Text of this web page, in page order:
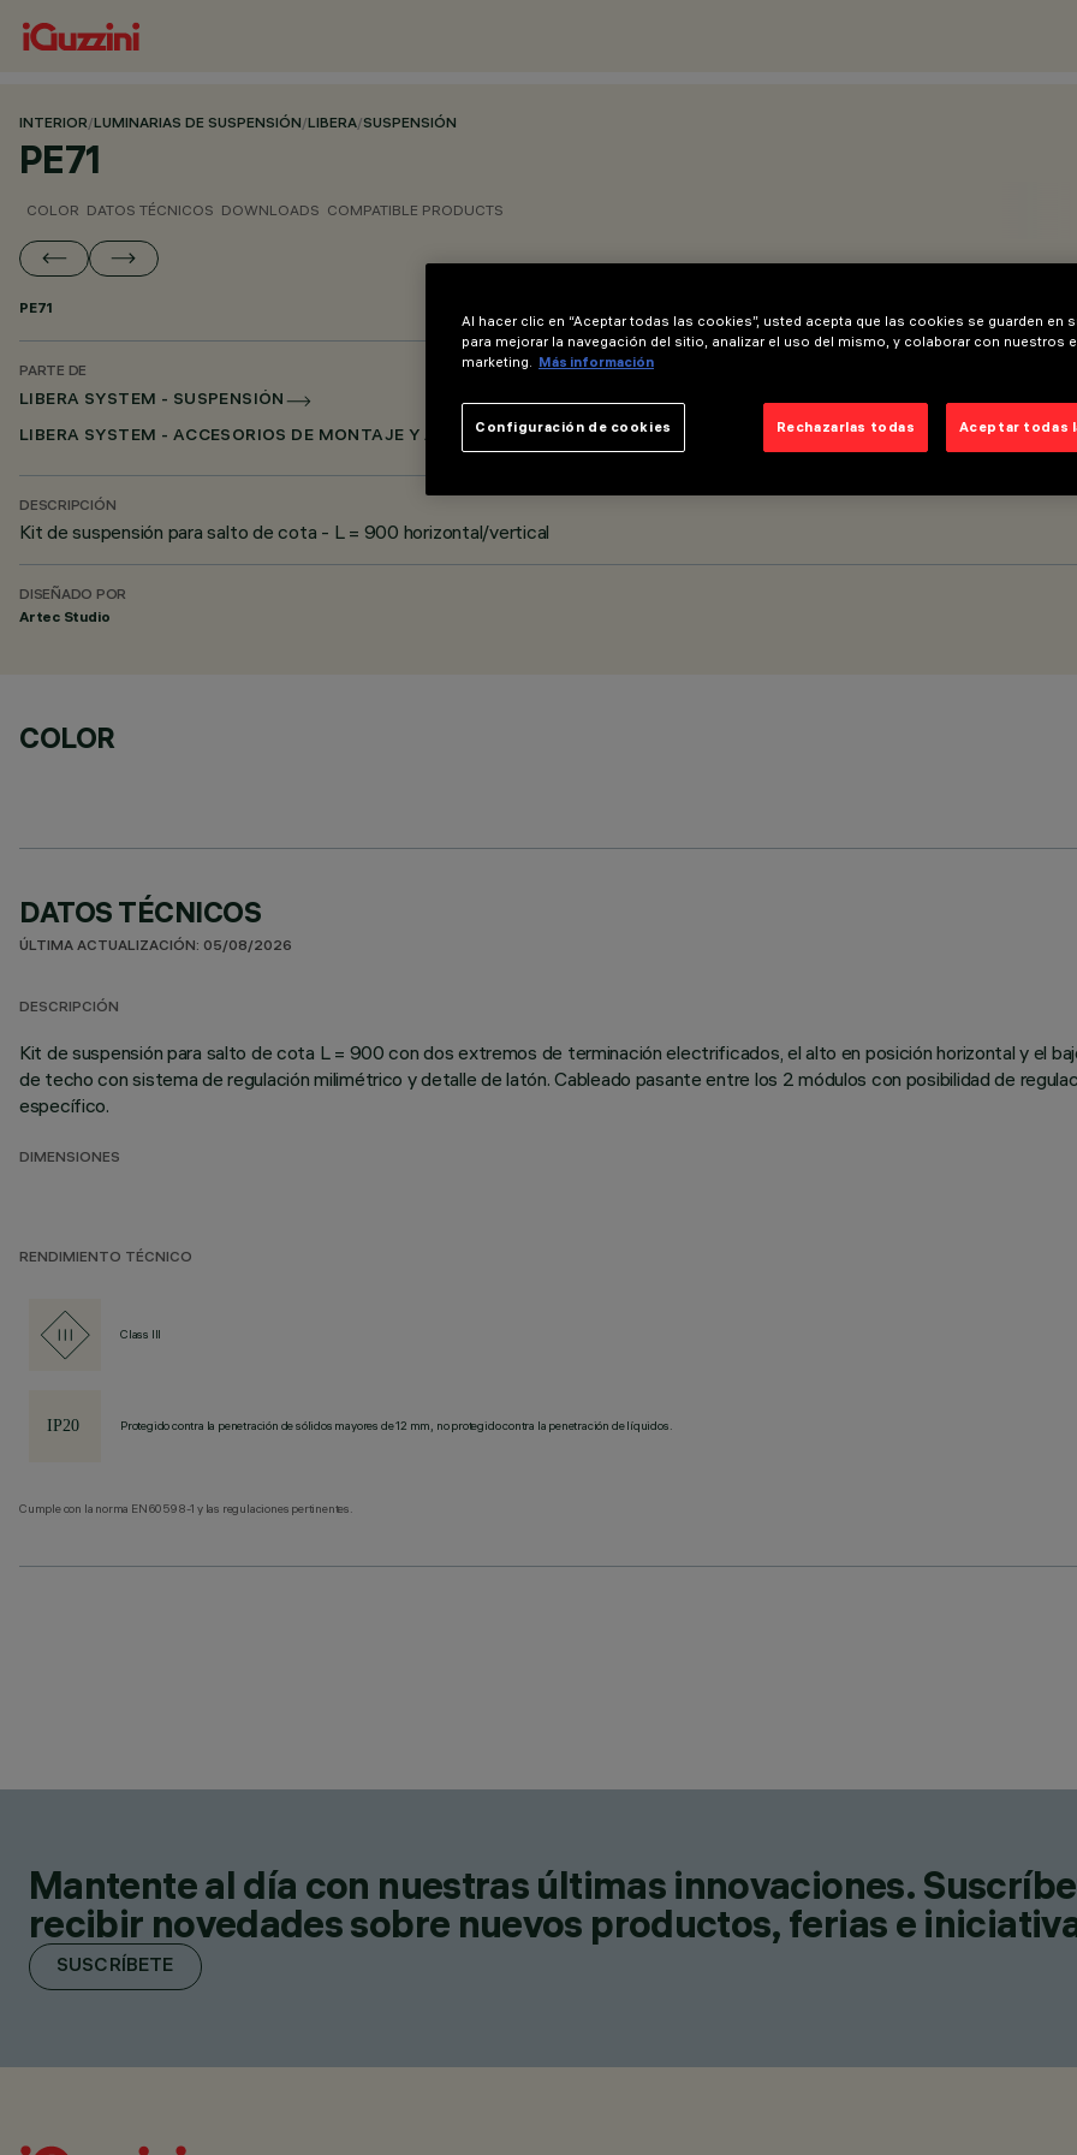
INTERIOR/LUMINARIAS DE SUSPENSIÓN/LIBERA/SUSPENSIÓN
PE71
COLOR DATOS TÉCNICOS DOWNLOADS COMPATIBLE PRODUCTS
PE71
PARTE DE
LIBERA SYSTEM - SUSPENSIÓN
LIBERA SYSTEM - ACCESORIOS DE MONTAJE Y ALIMENTACIÓN
DESCRIPCIÓN
Kit de suspensión para salto de cota - L = 900 horizontal/vertical
DISEÑADO POR
Artec Studio
COLOR
DATOS TÉCNICOS
ÚLTIMA ACTUALIZACIÓN: 05/08/2026
DESCRIPCIÓN
Kit de suspensión para salto de cota L = 900 con dos extremos de terminación electrificados, el alto en posición horizontal y el
de techo con sistema de regulación milimétrico y detalle de latón. Cableado pasante entre los 2 módulos con posibilidad de
específico.
DIMENSIONES
RENDIMIENTO TÉCNICO
Class III
Protegido contra la penetración de sólidos mayores de 12 mm, no protegido contra la penetración de líquidos.
Cumple con la norma EN60598-1 y las regulaciones pertinentes.
Mantente al día con nuestras últimas innovaciones.
recibir novedades sobre nuevos productos, ferias e
SUSCRÍBETE
Al hacer clic en “Aceptar todas las cookies”, usted acepta que las cookies se guarden en
para mejorar la navegación del sitio, analizar el uso del mismo, y colaborar con nuestros
marketing. Más información
Rechazarlas todas Aceptar todas
Configuración de cookies